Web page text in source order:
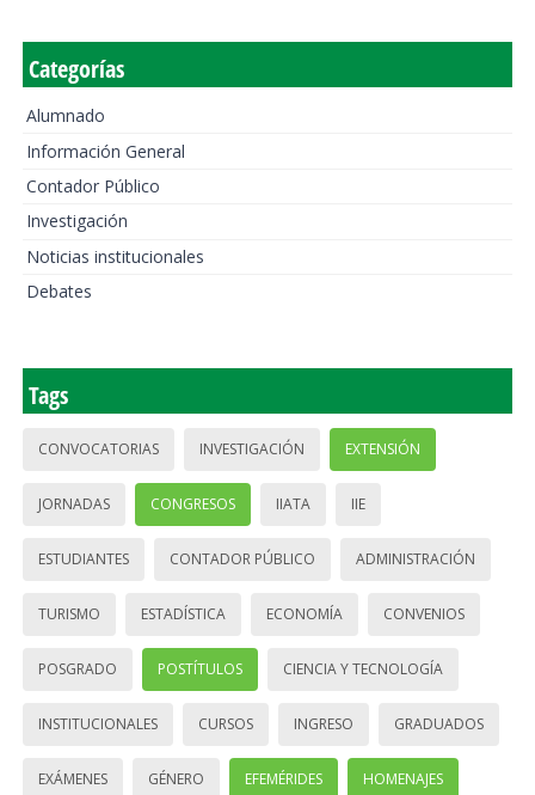
Categorías
Alumnado
Información General
Contador Público
Investigación
Noticias institucionales
Debates
Tags
CONVOCATORIAS INVESTIGACIÓN EXTENSIÓN
JORNADAS CONGRESOS IIATA IIE
ESTUDIANTES CONTADOR PÚBLICO ADMINISTRACIÓN
TURISMO ESTADÍSTICA ECONOMÍA CONVENIOS
POSGRADO POSTÍTULOS CIENCIA Y TECNOLOGÍA
INSTITUCIONALES CURSOS INGRESO GRADUADOS
EXÁMENES GÉNERO EFEMÉRIDES HOMENAJES